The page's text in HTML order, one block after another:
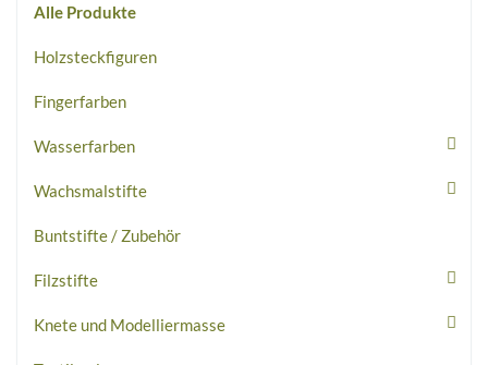
Alle Produkte
Holzsteckfiguren
Fingerfarben
Wasserfarben
Wachsmalstifte
Buntstifte / Zubehör
Filzstifte
Knete und Modelliermasse